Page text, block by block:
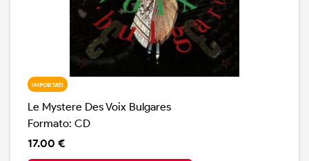
IMPORTATI
Le Mystere Des Voix Bulgares
Formato: CD
17.00 €